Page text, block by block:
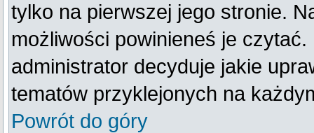
tylko na pierwszej jego stronie.
możliwości powinieneś je czytać.
administrator decyduje jakie
tematów przyklejonych na
Powrót do góry